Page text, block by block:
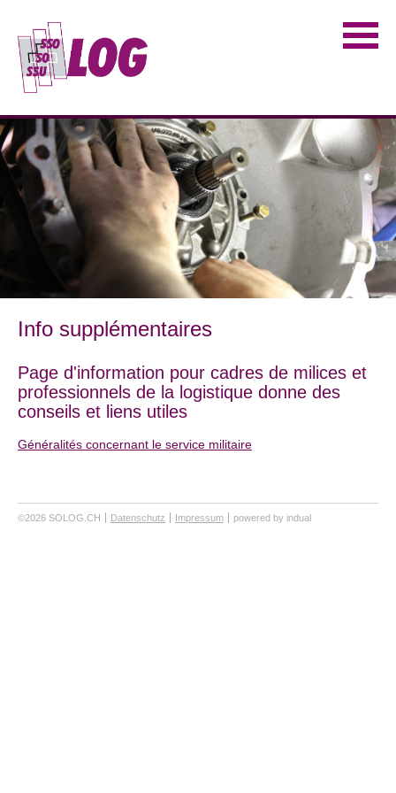
Info supplémentaires
Page d'information pour cadres de milices et
professionnels de la logistique donne des
conseils et liens utiles
Généralités concernant le service militaire
©2026 SOLOG.CH Datenschutz Impressum powered by indual